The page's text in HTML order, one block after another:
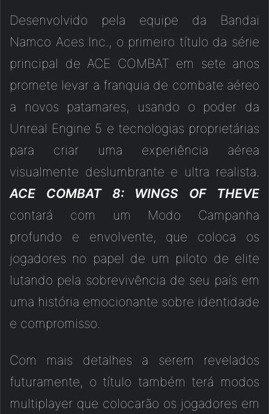
Desenvolvido pela equipe da Bandai
Namco Aces Inc., o primeiro título da série
principal de ACE COMBAT em sete anos
promete levar a franquia de combate aéreo
a novos patamares, usando o poder da
Unreal Engine 5 e tecnologias proprietárias
para criar uma experiência aérea
visualmente deslumbrante e ultra realista.
ACE COMBAT 8: WINGS OF THEVE
contará com um Modo Campanha
profundo e envolvente, que coloca os
jogadores no papel de um piloto de elite
lutando pela sobrevivência de seu país em
uma história emocionante sobre identidade
e compromisso.
Com mais detalhes a serem revelados
futuramente, o título também terá modos
multiplayer que colocarão os jogadores em